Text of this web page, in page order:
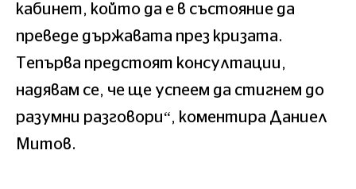
кабинет, който да е в състояние да
преведе държавата през кризата.
Тепърва предстоят консултации,
надявам се, че ще успеем да стигнем до
разумни разговори“, коментира Даниел
Митов.